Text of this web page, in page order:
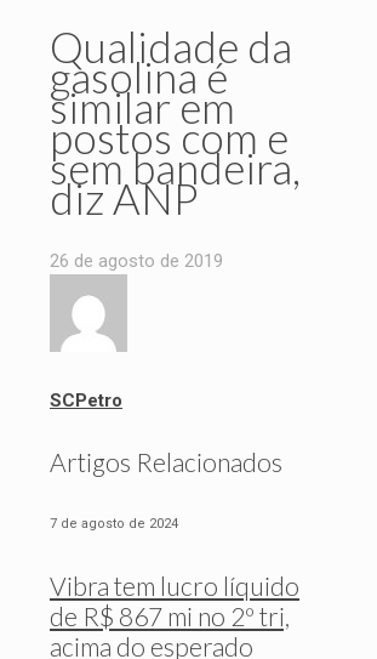
Qualidade da
gasolina é
similar em
postos com e
sem bandeira,
diz ANP
26 de agosto de 2019
SCPetro
Artigos Relacionados
7 de agosto de 2024
Vibra tem lucro líquido
de R$ 867 mi no 2º tri,
acima do esperado